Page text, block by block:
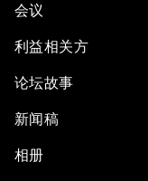
会议
利益相关方
论坛故事
新闻稿
相册